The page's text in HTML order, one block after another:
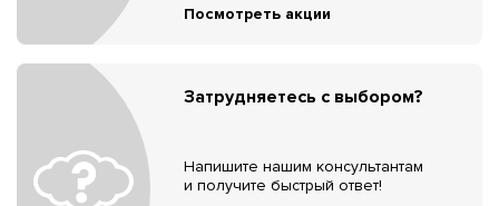
Посмотреть акции
Затрудняетесь с выбором?
Напишите нашим консультантам
и получите быстрый ответ!